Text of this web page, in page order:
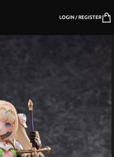
LOGIN / REGISTER